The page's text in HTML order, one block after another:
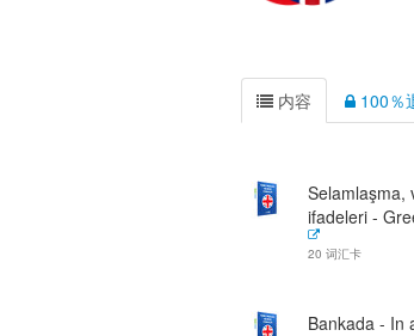
内容 100％
Selamlaşma,
ifadeleri -
20 词汇卡
Bankada - In